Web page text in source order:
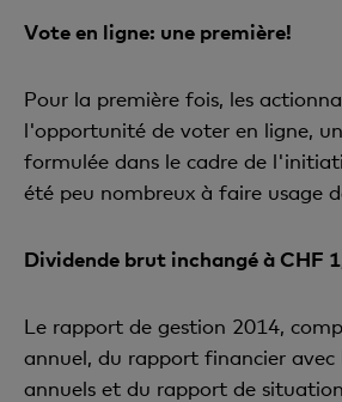
Vote en ligne: une première!
Pour la première fois, les
l'opportunité de voter en ligne,
formulée dans le cadre de
été peu nombreux à faire usage
Dividende brut inchangé à CHF
Le rapport de gestion 2014,
annuel, du rapport financier avec
annuels et du rapport de